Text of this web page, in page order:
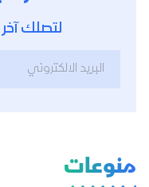
لتصلك
منوعات